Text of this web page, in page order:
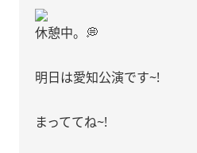
休憩中。💭
明日は愛知公演です~!
まっててね~!